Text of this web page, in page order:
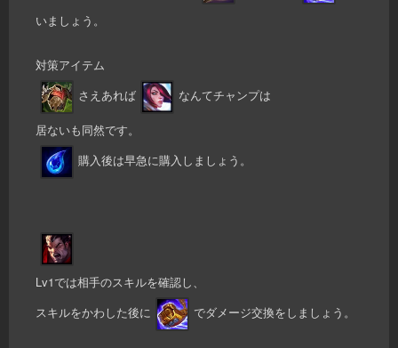
いましょう。
対策アイテム
さえあれば
なんてチャンプは
居ないも同然です。
購入後は早急に購入しましょう。
Lv1では相手のスキルを確認し、
スキルをかわした後に
でダメージ交換をしましょう。